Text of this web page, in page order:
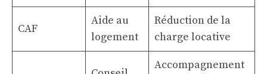
CAF
Aide au
logement
Réduction de la
charge locative
Accompagnement